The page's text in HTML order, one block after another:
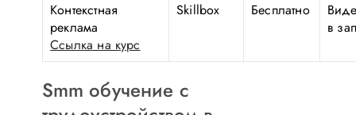
Контекстная
реклама
Ссылка на курс
Skillbox Бесплатно
в
Smm обучение с